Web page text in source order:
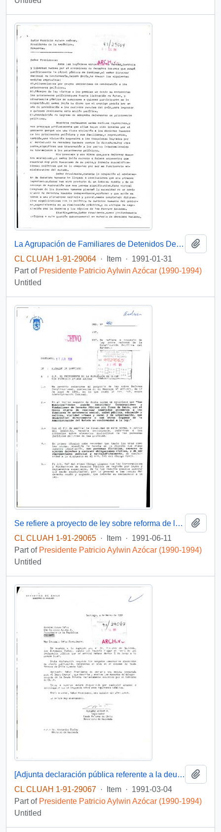
La Agrupación de Familiares de Detenidos Desaparecidos junto a otras organizaciones sociales solicita reunirse con autoridades políticas para conversar acerca de la situación de los prisioneros políticos en Chile
CL CLUAH 1-91-29064 · Item · 1991-01-31
Part of Presidente Patricio Aylwin Azócar (1990-1994)
Untitled
Se refiere a proyecto de ley sobre reforma de la Constitución Política del Estado
CL CLUAH 1-91-29065 · Item · 1991-06-11
Part of Presidente Patricio Aylwin Azócar (1990-1994)
Untitled
[Adjunta declaración pública referente a la deuda externa chilena]
CL CLUAH 1-91-29067 · Item · 1991-03-04
Part of Presidente Patricio Aylwin Azócar (1990-1994)
Untitled